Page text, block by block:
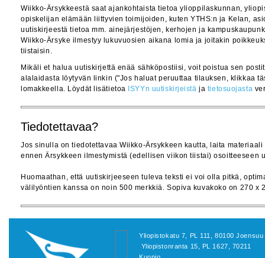
Wiikko-Ärsykkeestä saat ajankohtaista tietoa ylioppilaskunnan,
opiskelijan elämään liittyvien toimijoiden, kuten YTHS:n ja Kelan,
uutiskirjeestä tietoa mm. ainejärjestöjen, kerhojen ja
Wiikko-Ärsyke ilmestyy lukuvuosien aikana lomia ja joitakin
tiistaisin.
Mikäli et halua uutiskirjettä enää sähköpostiisi, voit poistua sen
alalaidasta löytyvän linkin ("Jos haluat peruuttaa tilauksen, klikkaa
lomakkeella. Löydät lisätietoa ISYYn uutiskirjeistä ja tietosuojasta
Tiedotettavaa?
Jos sinulla on tiedotettavaa Wiikko-Ärsykkeen kautta, laita
ennen Ärsykkeen ilmestymistä (edellisen viikon tiistai) osoitteeseen
Huomaathan, että uutiskirjeeseen tuleva teksti ei voi olla pitkä,
välilyöntien kanssa on noin 500 merkkiä. Sopiva kuvakoko on 270 x
Yliopistokatu 7, PL 111, 80100 Joensuu
Yliopistonranta 15, PL 1627, 70211